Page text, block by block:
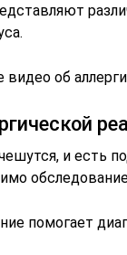
видео об
и есть
обследование
помогает